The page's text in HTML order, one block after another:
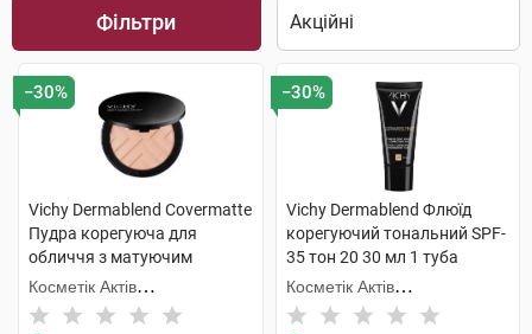
Фільтри
−30%
Vichy Dermablend Covermatte
Пудра корегуюча для
обличчя з матуючим
ефектом SPF-25 відтінок
№25 9,5 г 1 шт
Косметік Актів
Інтернаціональ
−30%
Vichy Dermablend Флюїд
корегуючий тональний SPF-
35 тон 20 30 мл 1 туба
Косметік Актів
Інтернаціональ